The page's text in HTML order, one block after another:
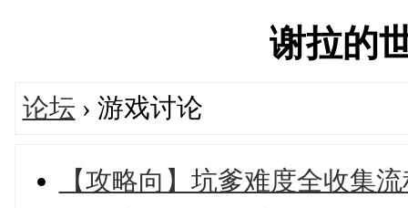
谢拉的
论坛 › 游戏讨论
【攻略向】坑爹难度全收集